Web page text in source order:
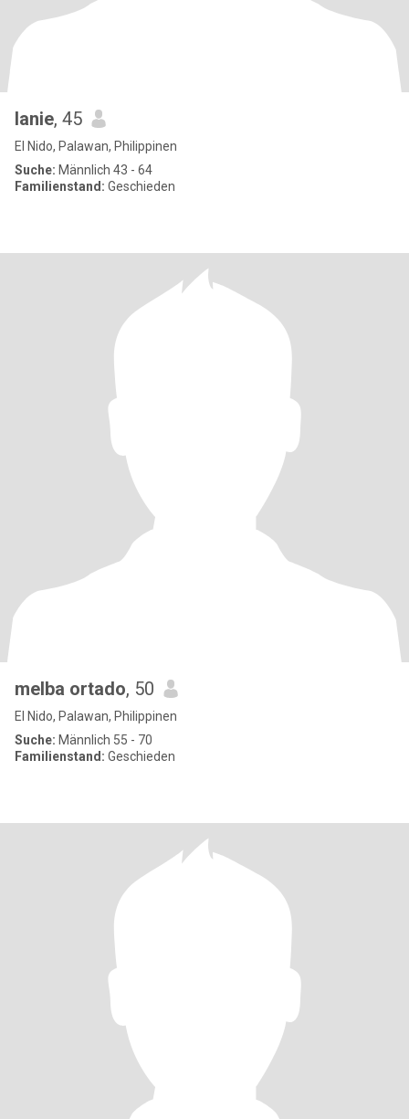
lanie, 45
El Nido, Palawan, Philippinen
Suche: Männlich 43 - 64
Familienstand: Geschieden
melba ortado, 50
El Nido, Palawan, Philippinen
Suche: Männlich 55 - 70
Familienstand: Geschieden